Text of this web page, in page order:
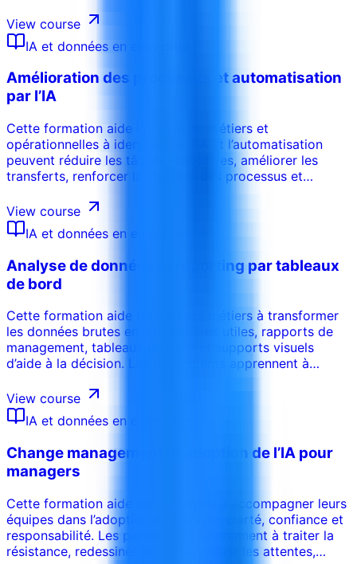
cartographier les processus, identifier les opportunités
d’automatisation, concevoir des contrôles avec
validation humaine et gérer les risques avant le
déploiement.
View course
IA et données en entreprise
Amélioration des processus et automatisation
par l’IA
Cette formation aide les équipes métiers et
opérationnelles à identifier où l’IA et l’automatisation
peuvent réduire les tâches répétitives, améliorer les
transferts, renforcer la visibilité des processus et
apprennent à cartographier les workflows, évaluer les
opportunités d’automatisation, définir les points de
validation humaine et construire des plans d’amélioration
View course
IA et données en entreprise
Analyse de données et reporting par tableaux
de bord
Cette formation aide les équipes métiers à transformer
les données brutes en informations utiles, rapports de
management, tableaux de bord et supports visuels
d’aide à la décision. Les participants apprennent à
choisir les bons graphiques, structurer des tableaux de
bord et communiquer clairement les conclusions.
View course
IA et données en entreprise
Change management et adoption de l’IA pour
managers
Cette formation aide les managers à accompagner leurs
équipes dans l’adoption de l’IA avec clarté, confiance et
responsabilité. Les participants apprennent à traiter la
résistance, redessiner le travail, définir les attentes,